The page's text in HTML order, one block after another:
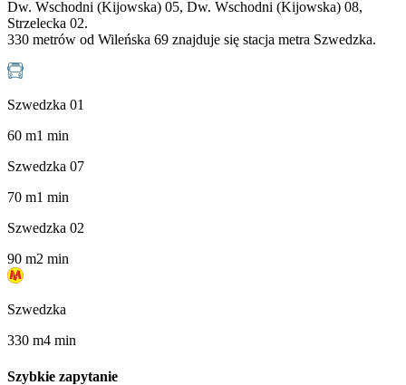
Dw. Wschodni (Kijowska) 05, Dw. Wschodni (Kijowska) 08,
Strzelecka 02.
330 metrów od Wileńska 69 znajduje się stacja metra Szwedzka.
Szwedzka 01
60 m1 min
Szwedzka 07
70 m1 min
Szwedzka 02
90 m2 min
Szwedzka
330 m4 min
Szybkie zapytanie